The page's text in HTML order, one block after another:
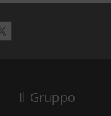
Il Gruppo